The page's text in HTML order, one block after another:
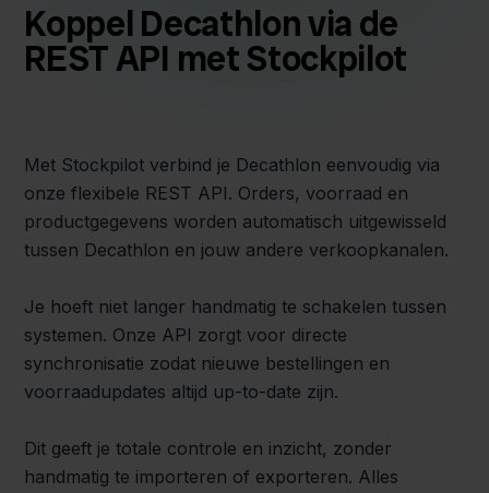
Koppel Decathlon via de
REST API met Stockpilot
Met Stockpilot verbind je Decathlon eenvoudig via
onze flexibele REST API. Orders, voorraad en
productgegevens worden automatisch uitgewisseld
tussen Decathlon en jouw andere verkoopkanalen.
Je hoeft niet langer handmatig te schakelen tussen
systemen. Onze API zorgt voor directe
synchronisatie zodat nieuwe bestellingen en
voorraadupdates altijd up-to-date zijn.
Dit geeft je totale controle en inzicht, zonder
handmatig te importeren of exporteren. Alles